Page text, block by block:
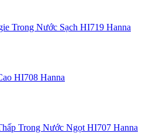
Trong Nước Sạch HI719 Hanna
HI708 Hanna
Trong Nước Ngọt HI707 Hanna